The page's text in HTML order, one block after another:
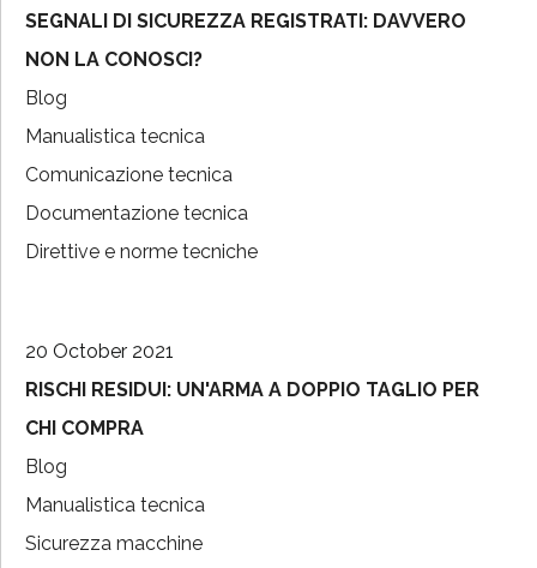
SEGNALI DI SICUREZZA REGISTRATI: DAVVERO
NON LA CONOSCI?
Blog
Manualistica tecnica
Comunicazione tecnica
Documentazione tecnica
Direttive e norme tecniche
20 October 2021
RISCHI RESIDUI: UN'ARMA A DOPPIO TAGLIO PER
CHI COMPRA
Blog
Manualistica tecnica
Sicurezza macchine